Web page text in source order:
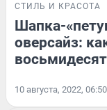
СТИЛЬ И КРАСОТА
Шапка-
оверсайз:
10 августа, 2022, 06:50